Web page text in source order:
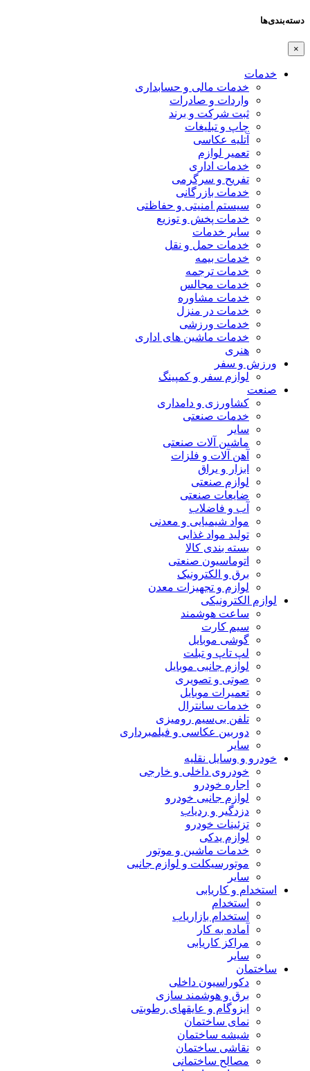
دسته‌بندی‌ها
×
خدمات
خدمات مالی و حسابداری
واردات و صادرات
ثبت شرکت و برند
چاپ و تبلیغات
آتلیه عکاسی
تعمیر لوازم
خدمات اداری
تفریح و سرگرمی
خدمات بازرگانی
سیستم امنیتی و حفاظتی
خدمات پخش و توزیع
سایر خدمات
خدمات حمل و نقل
خدمات بیمه
خدمات ترجمه
خدمات مجالس
خدمات مشاوره
خدمات در منزل
خدمات ورزشی
خدمات ماشین های اداری
هنری
ورزش و سفر
لوازم سفر و کمپینگ
صنعت
کشاورزی و دامداری
خدمات صنعتی
سایر
ماشین آلات صنعتی
آهن آلات و فلزات
ابزار و یراق
لوازم صنعتی
ضایعات صنعتی
آب و فاضلاب
مواد شیمیایی و معدنی
تولید مواد غذایی
بسته بندی کالا
اتوماسیون صنعتی
برق و الکترونیک
لوازم و تجهیزات معدن
لوازم الکترونیکی
ساعت هوشمند
سیم کارت
گوشی موبایل
لپ تاپ و تبلت
لوازم جانبی موبایل
صوتی و تصویری
تعمیرات موبایل
خدمات سانترال
تلفن بی‌سیم رومیزی
دوربین عکاسی و فیلمبرداری
سایر
خودرو و وسایل نقلیه
خودروی داخلی و خارجی
اجاره خودرو
لوازم جانبی خودرو
دزدگیر و ردیاب
تزئینات خودرو
لوازم یدکی
خدمات ماشین و موتور
موتورسیکلت و لوازم جانبی
سایر
استخدام و کاریابی
استخدام
استخدام بازاریاب
آماده به کار
مراکز کاریابی
سایر
ساختمان
دکوراسیون داخلی
برق و هوشمند سازی
ایزوگام و عایقهای رطوبتی
نمای ساختمان
شیشه ساختمان
نقاشی ساختمان
مصالح ساختمانی